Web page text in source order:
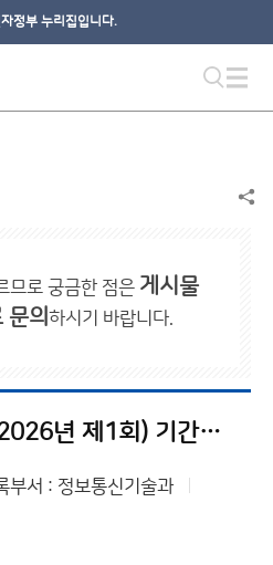
정부 누리집입니다.
므로 궁금한 점은 게시물
문의 하시기 바랍니다.
국가기상위성센터(2026년 제1회) 기간제 근로자(연구위원) 최종합격자 공고
부서 : 정보통신기술과